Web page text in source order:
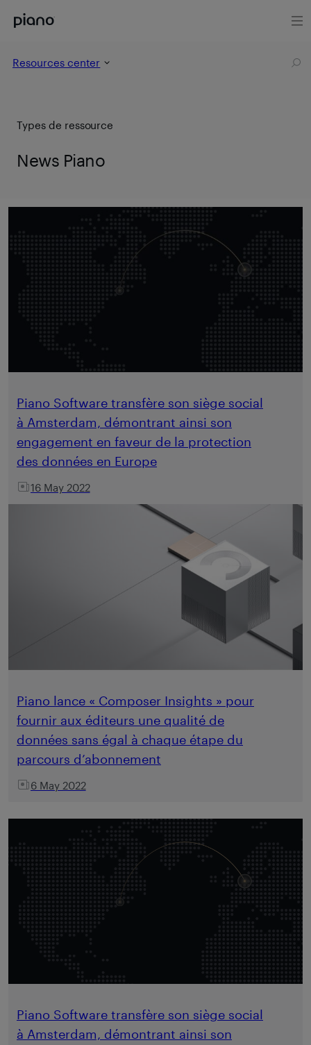
Resources center
Types de ressource
News Piano
Piano Software transfère son siège social
à Amsterdam, démontrant ainsi son
engagement en faveur de la protection
des données en Europe
16 May 2022
Piano lance « Composer Insights » pour
fournir aux éditeurs une qualité de
données sans égal à chaque étape du
parcours d’abonnement
6 May 2022
Piano Software transfère son siège social
à Amsterdam, démontrant ainsi son